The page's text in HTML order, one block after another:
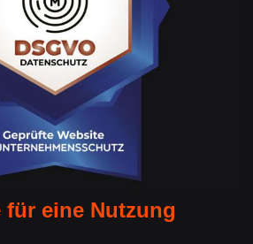
für eine Nutzung